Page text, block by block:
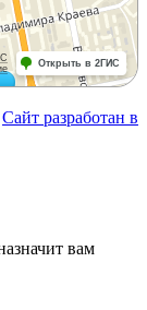
Сайт разработан в
вам